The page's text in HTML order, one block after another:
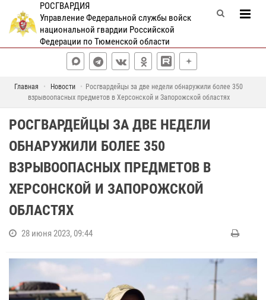
РОСГВАРДИЯ
Управление Федеральной службы войск
национальной гвардии Российской
Федерации по Тюменской области
Главная Новости
Росгвардейцы за две недели обнаружили более 350
взрывоопасных предметов в Херсонской и Запорожской областях
РОСГВАРДЕЙЦЫ ЗА ДВЕ НЕДЕЛИ
ОБНАРУЖИЛИ БОЛЕЕ 350
ВЗРЫВООПАСНЫХ ПРЕДМЕТОВ В
ХЕРСОНСКОЙ И ЗАПОРОЖСКОЙ
ОБЛАСТЯХ
28 июня 2023, 09:44